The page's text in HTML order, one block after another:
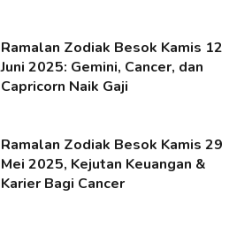
Ramalan Zodiak Besok Kamis 12
Juni 2025: Gemini, Cancer, dan
Capricorn Naik Gaji
Ramalan Zodiak Besok Kamis 29
Mei 2025, Kejutan Keuangan &
Karier Bagi Cancer